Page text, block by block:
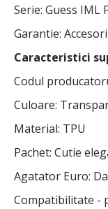
Serie: Guess IML
Garantie:
Caracteristici
Codul
Culoare:
Material: TPU
Pachet: Cutie
Agatator Euro: Da
Compatibilitate -